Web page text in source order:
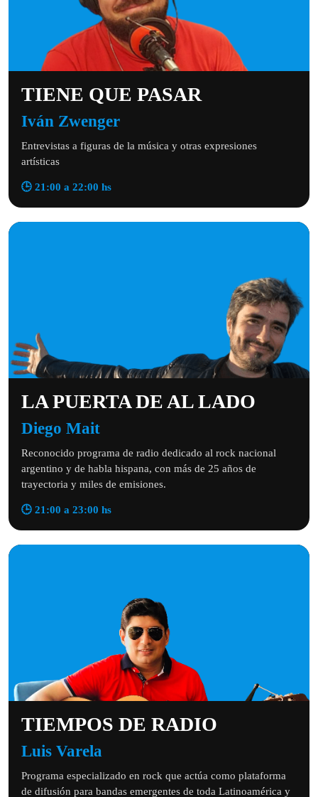
TIENE QUE PASAR
Iván Zwenger
Entrevistas a figuras de la música y otras expresiones
artísticas
🕒 21:00 a 22:00 hs
LA PUERTA DE AL LADO
Diego Mait
Reconocido programa de radio dedicado al rock nacional
argentino y de habla hispana, con más de 25 años de
trayectoria y miles de emisiones.
🕒 21:00 a 23:00 hs
TIEMPOS DE RADIO
Luis Varela
Programa especializado en rock que actúa como plataforma
de difusión para bandas emergentes de toda Latinoamérica y